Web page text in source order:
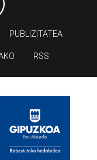
PUBLIZITATEA
RSS